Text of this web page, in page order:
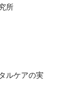
所
ルケアの実